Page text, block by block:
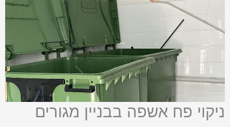
ניקוי פח אשפה בבניין מגורים